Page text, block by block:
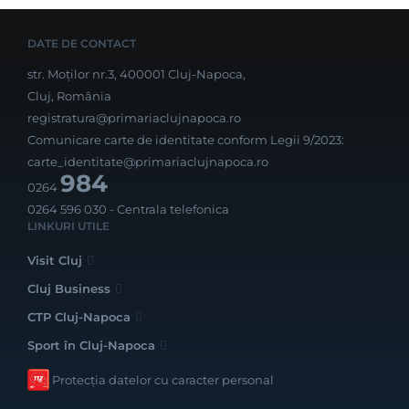
DATE DE CONTACT
str. Moților nr.3, 400001 Cluj-Napoca,
Cluj, România
registratura@primariaclujnapoca.ro
Comunicare carte de identitate conform Legii 9/2023:
carte_identitate@primariaclujnapoca.ro
0264984
0264 596 030 - Centrala telefonica
LINKURI UTILE
Visit Cluj
Cluj Business
CTP Cluj-Napoca
Sport în Cluj-Napoca
Protecția datelor cu caracter personal